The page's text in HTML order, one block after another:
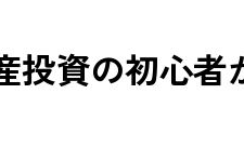
投資の初心